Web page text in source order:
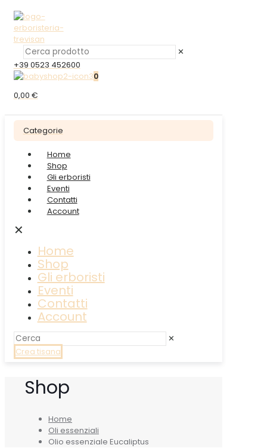
✕
+39 0523 452600
0
0,00 €
Categorie
Home
Shop
Gli erboristi
Eventi
Contatti
Account
✕
Home
Shop
Gli erboristi
Eventi
Contatti
Account
✕
Crea tisana
Shop
Home
Oli essenziali
Olio essenziale Eucaliptus